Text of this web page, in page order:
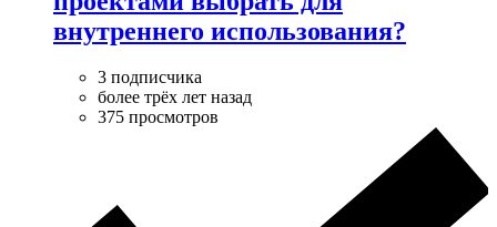
внутреннего использования?
3 подписчика
более трёх лет назад
375 просмотров